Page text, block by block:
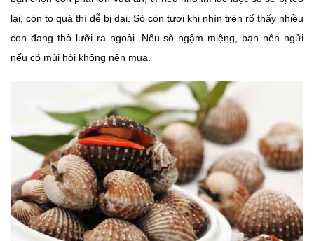
lại, còn to quá thì dễ bị dai. Sò còn tươi khi nhìn trên rổ thấy nhiều
con đang thò lưỡi ra ngoài. Nếu sò ngậm miệng, bạn nên ngửi
nếu có mùi hôi không nên mua.